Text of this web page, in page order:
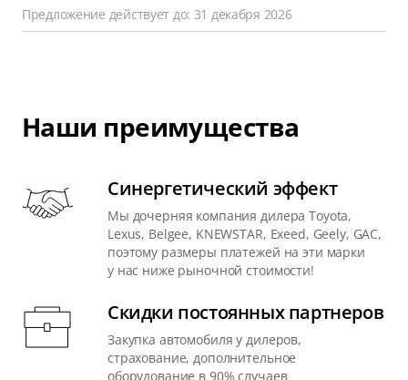
Предложение действует до: 31 декабря 2026
Наши преимущества
Синергетический эффект
Мы дочерняя компания дилера Toyota,
Lexus, Belgee, KNEWSTAR, Exeed, Geely, GAC,
поэтому размеры платежей на эти марки
у нас ниже рыночной стоимости!
Скидки постоянных партнеров
Закупка автомобиля у дилеров,
страхование, дополнительное
оборудование в 90% случаев